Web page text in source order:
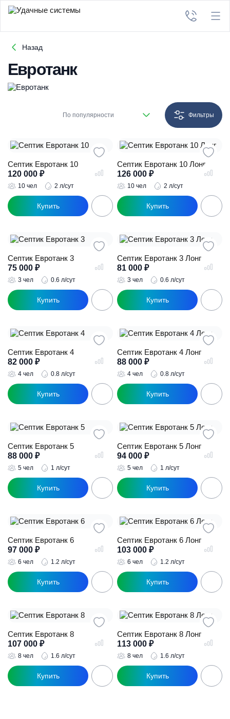
Назад
Евротанк
По популярности Фильтры
Септик Евротанк 10
120 000 ₽
10 чел 2 л/сут
Септик Евротанк 10 Лонг
126 000 ₽
10 чел 2 л/сут
Септик Евротанк 3
75 000 ₽
3 чел 0.6 л/сут
Септик Евротанк 3 Лонг
81 000 ₽
3 чел 0.6 л/сут
Септик Евротанк 4
82 000 ₽
4 чел 0.8 л/сут
Септик Евротанк 4 Лонг
88 000 ₽
4 чел 0.8 л/сут
Септик Евротанк 5
88 000 ₽
5 чел 1 л/сут
Септик Евротанк 5 Лонг
94 000 ₽
5 чел 1 л/сут
Септик Евротанк 6
97 000 ₽
6 чел 1.2 л/сут
Септик Евротанк 6 Лонг
103 000 ₽
6 чел 1.2 л/сут
Септик Евротанк 8
107 000 ₽
8 чел 1.6 л/сут
Септик Евротанк 8 Лонг
113 000 ₽
8 чел 1.6 л/сут